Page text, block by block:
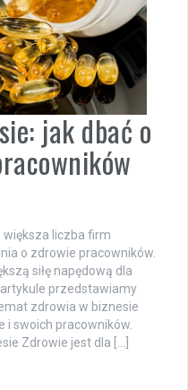
jak dbać o
większa liczba firm
o zdrowie pracowników.
siłę napędową dla
przedstawiamy
zdrowia w biznesie
i swoich pracowników.
Zdrowie jest dla […]